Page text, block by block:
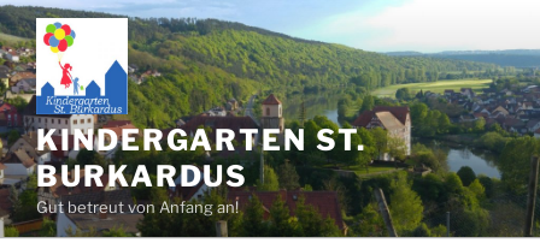
Zum
Inhalt
springen
KINDERGARTEN ST.
BURKARDUS
Gut betreut von Anfang an!